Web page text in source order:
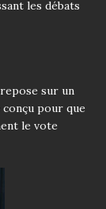
les débats
sur un
pour que
le vote